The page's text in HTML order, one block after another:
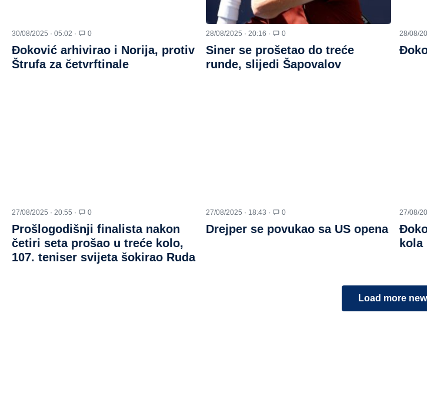
30/08/2025 · 05:02 · 0
Đoković arhivirao i Norija, protiv
Štrufa za četvrftinale
28/08/2025 · 20:16 · 0
Siner se prošetao do treće
runde, slijedi Šapovalov
28/08/
27/08/2025 · 20:55 · 0
Prošlogodišnji finalista nakon
četiri seta prošao u treće kolo,
107. teniser svijeta šokirao Ruda
27/08/2025 · 18:43 · 0
Drejper se povukao sa US opena
27/08/
kola
Load more